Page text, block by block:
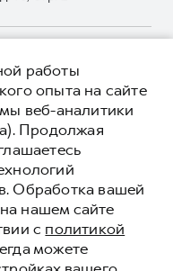
касающаяся
носит
публичной офертой.
информационный
(ООО «Грейт
информации
отсутствовать
оперативных служб
работы
опыта на сайте
веб-аналитики
Продолжая
Обработка вашей
нашем сайте
с политикой
можете